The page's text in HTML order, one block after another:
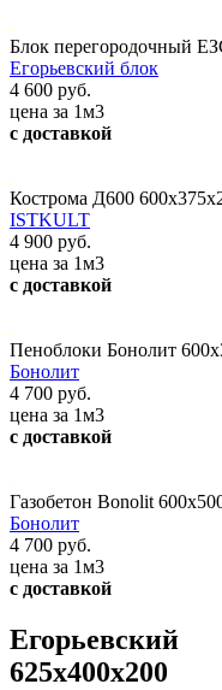
Блок перегородочный
Егорьевский блок
4 600 руб.
цена за 1м3
с доставкой
Кострома Д600
ISTKULT
4 900 руб.
цена за 1м3
с доставкой
Пеноблоки Бонолит
Бонолит
4 700 руб.
цена за 1м3
с доставкой
Газобетон Bonolit
Бонолит
4 700 руб.
цена за 1м3
с доставкой
625х400х200